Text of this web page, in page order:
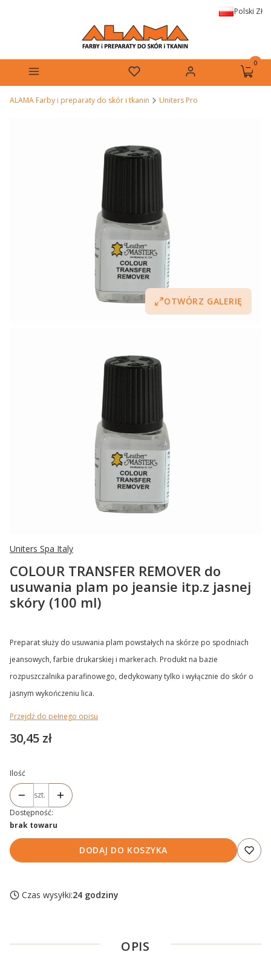
Polski Zł
Menu Ulubione Zaloguj się Koszyk
ALAMA Farby i preparaty do skór i tkanin Uniters Pro
OTWÓRZ GALERIĘ
Uniters Spa Italy
COLOUR TRANSFER REMOVER do
usuwania plam po jeansie itp.z jasnej
skóry (100 ml)
Preparat służy do usuwania plam powstałych na skórze po spodniach
jeansowych, farbie drukarskiej i markerach. Produkt na bazie
rozpuszczalnika parafinowego, dedykowany tylko i wyłącznie do skór o
jasnym wykończeniu lica.
Przejdź do pełnego opisu
Cena
30,45 zł
Ilość
szt.
Dostępność:
brak towaru
DODAJ DO KOSZYKA
Czas wysyłki:24 godziny
OPIS